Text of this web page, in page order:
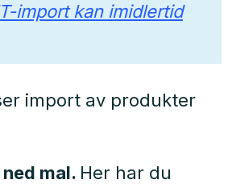
import kan imidlertid
import av produkter
mal. Her har du